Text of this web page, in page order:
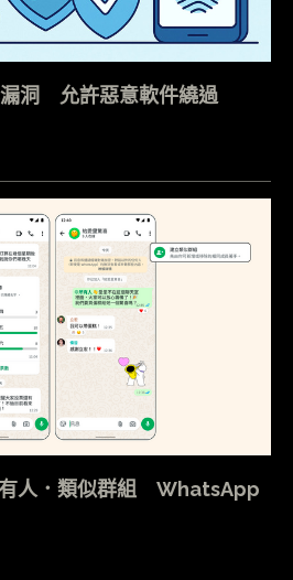
洞 允許惡意軟件繞過
有人．類似群組 WhatsApp